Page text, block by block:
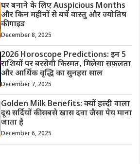
घर बनाने के लिए Auspicious Months
और किन महीनों से बचें वास्तु और ज्योतिष
की गाइड
December 8, 2025
2026 Horoscope Predictions: इन 5
राशियों पर बरसेगी किस्मत, मिलेगा सफलता
और आर्थिक वृद्धि का सुनहरा साल
December 7, 2025
Golden Milk Benefits: क्यों हल्दी वाला
दूध सर्दियों की सबसे खास दवा जैसा पेय माना
जाता है
December 6, 2025